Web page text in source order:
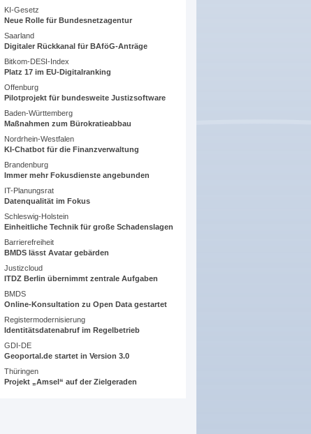
KI-Gesetz
Neue Rolle für Bundesnetzagentur
Saarland
Digitaler Rückkanal für BAföG-Anträge
Bitkom-DESI-Index
Platz 17 im EU-Digitalranking
Offenburg
Pilotprojekt für bundesweite Justizsoftware
Baden-Württemberg
Maßnahmen zum Bürokratieabbau
Nordrhein-Westfalen
KI-Chatbot für die Finanzverwaltung
Brandenburg
Immer mehr Fokusdienste angebunden
IT-Planungsrat
Datenqualität im Fokus
Schleswig-Holstein
Einheitliche Technik für große Schadenslagen
Barrierefreiheit
BMDS lässt Avatar gebärden
Justizcloud
ITDZ Berlin übernimmt zentrale Aufgaben
BMDS
Online-Konsultation zu Open Data gestartet
Registermodernisierung
Identitätsdatenabruf im Regelbetrieb
GDI-DE
Geoportal.de startet in Version 3.0
Thüringen
Projekt „Amsel“ auf der Zielgeraden